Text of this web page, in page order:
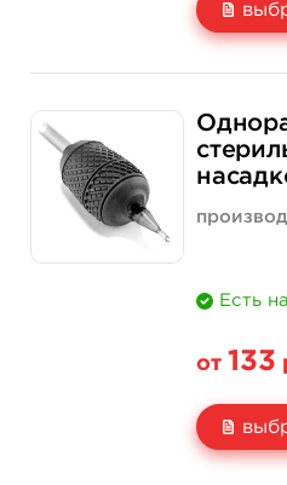
Цена
Количество купить
Есть
от 133